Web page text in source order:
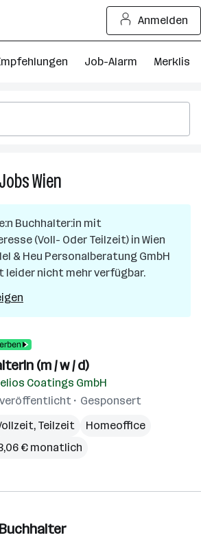
Anmelden
Job-Alarm Merkliste
JobsWien
in
Wien
Buchhalter:in mit
(Voll- Oder Teilzeit) in Wien
& Heu Personalberatung GmbH
leider nicht mehr verfügbar.
(m / w / d)
Coatings GmbH
Gesponsert
Teilzeit
Homeoffice
€ monatlich